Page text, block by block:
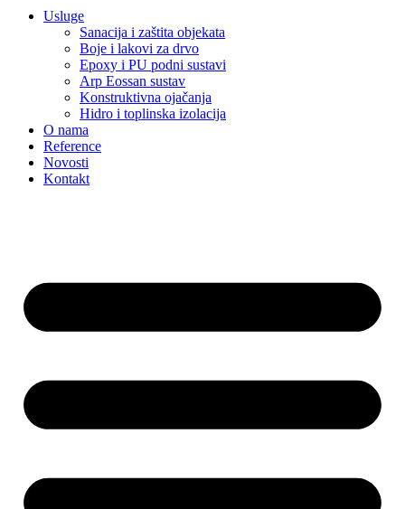
Usluge
Sanacija i zaštita objekata
Boje i lakovi za drvo
Epoxy i PU podni sustavi
Arp Eossan sustav
Konstruktivna ojačanja
Hidro i toplinska izolacija
O nama
Reference
Novosti
Kontakt